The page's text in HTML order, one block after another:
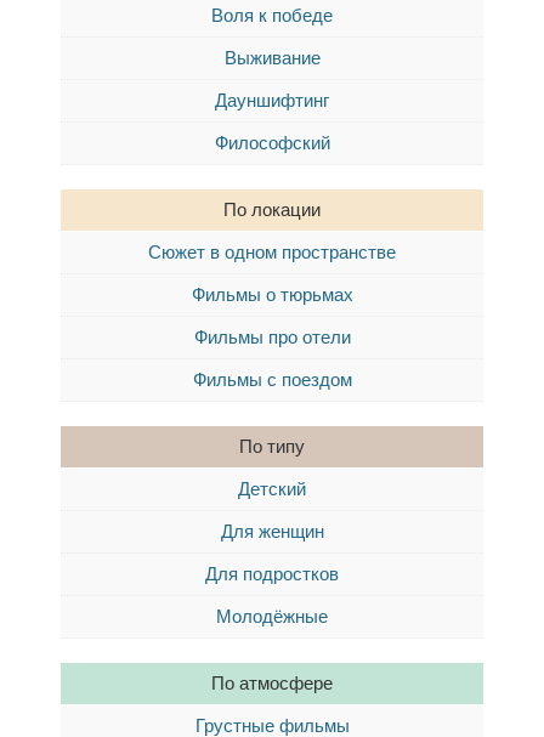
Воля к победе
Выживание
Дауншифтинг
Философский
По локации
Сюжет в одном пространстве
Фильмы о тюрьмах
Фильмы про отели
Фильмы с поездом
По типу
Детский
Для женщин
Для подростков
Молодёжные
По атмосфере
Грустные фильмы